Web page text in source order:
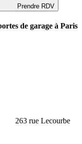
Prendre RDV
de garage à Paris
263 rue Lecourbe